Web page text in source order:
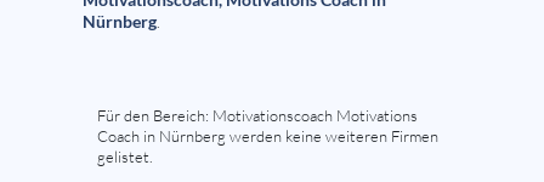
Nürnberg.
Für den Bereich: Motivationscoach Motivations
Coach in Nürnberg werden keine weiteren Firmen
gelistet.